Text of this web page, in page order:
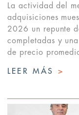
La actividad del
adquisiciones
2026 un repunte
completadas y
de precio
LEER MÁS >